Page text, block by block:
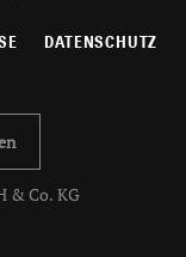
DATENSCHUTZ
& Co. KG